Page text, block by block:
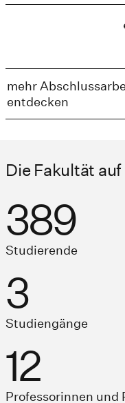
mehr
entdecken
Die Fakultät
390
Studierende
4
Studiengänge
13
Professorinnen und